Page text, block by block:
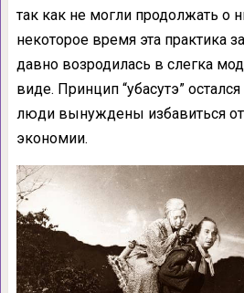
так как не могли продолжать о
некоторое время эта практика
давно возродилась в слегка
виде. Принцип “убасутэ”
люди вынуждены избавиться от
экономии.